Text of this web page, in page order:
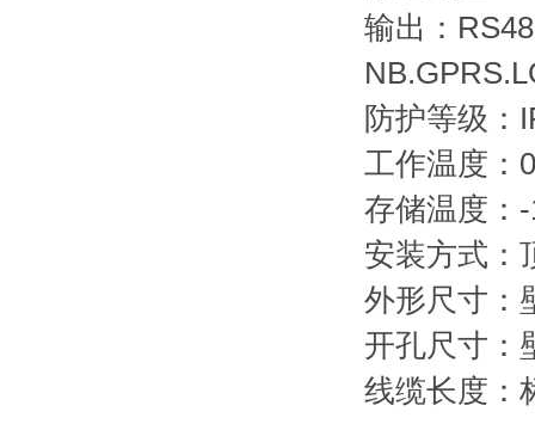
输出：
防护等级：
工作温度：
存储温度：
安装方式：
外形尺寸：
开孔尺寸：
线缆长度：